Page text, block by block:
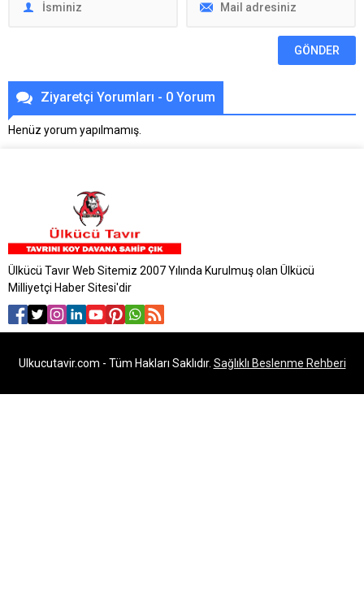
Ziyaretçi Yorumları - 0 Yorum
Henüz yorum yapılmamış.
Ülkücü Tavır Web Sitemiz 2007 Yılında Kurulmuş olan Ülkücü
Milliyetçi Haber Sitesi'dir
Ulkucutavir.com - Tüm Hakları Saklıdır. Sağlıklı Beslenme Rehberi